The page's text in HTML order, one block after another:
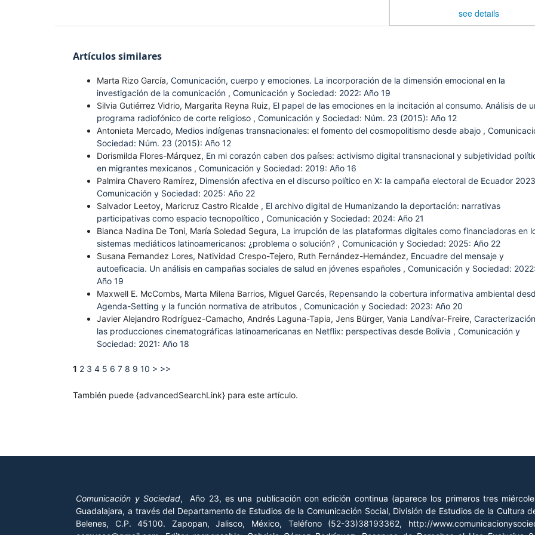
see details
Artículos similares
Marta Rizo García, Comunicación, cuerpo y emociones. La incorporación de la dimensión emocional en la
investigación de la comunicación , Comunicación y Sociedad: 2022: Año 19
Silvia Gutiérrez Vidrio, Margarita Reyna Ruiz, El papel de las emociones en la incitación al consumo. Análisis de
programa radiofónico de corte religioso , Comunicación y Sociedad: Núm. 23 (2015): Año 12
Antonieta Mercado, Medios indígenas transnacionales: el fomento del cosmopolitismo desde abajo ,
Sociedad: Núm. 23 (2015): Año 12
Dorismilda Flores-Márquez, En mi corazón caben dos países: activismo digital transnacional y subjetividad
en migrantes mexicanos , Comunicación y Sociedad: 2019: Año 16
Palmira Chavero Ramírez, Dimensión afectiva en el discurso político en X: la campaña electoral de Ecuador 2023
Comunicación y Sociedad: 2025: Año 22
Salvador Leetoy, Maricruz Castro Ricalde , El archivo digital de Humanizando la deportación: narrativas
participativas como espacio tecnopolítico , Comunicación y Sociedad: 2024: Año 21
Bianca Nadina De Toni, María Soledad Segura, La irrupción de las plataformas digitales como financiadoras en
sistemas mediáticos latinoamericanos: ¿problema o solución? , Comunicación y Sociedad: 2025: Año 22
Susana Fernandez Lores, Natividad Crespo-Tejero, Ruth Fernández-Hernández, Encuadre del mensaje y
autoeficacia. Un análisis en campañas sociales de salud en jóvenes españoles , Comunicación y Sociedad: 2022:
Año 19
Maxwell E. McCombs, Marta Milena Barrios, Miguel Garcés, Repensando la cobertura informativa ambiental
Agenda-Setting y la función normativa de atributos , Comunicación y Sociedad: 2023: Año 20
Javier Alejandro Rodríguez-Camacho, Andrés Laguna-Tapia, Jens Bürger, Vania Landívar-Freire,
las producciones cinematográficas latinoamericanas en Netflix: perspectivas desde Bolivia , Comunicación y
Sociedad: 2021: Año 18
1 2 3 4 5 6 7 8 9 10 > >>
También puede {advancedSearchLink} para este artículo.
Comunicación y Sociedad, Año 23, es una publicación con edición continua (aparece los primeros tres
Guadalajara, a través del Departamento de Estudios de la Comunicación Social, División de Estudios de la Cultura
Belenes, C.P. 45100. Zapopan, Jalisco, México, Teléfono (52-33)38193362, http://